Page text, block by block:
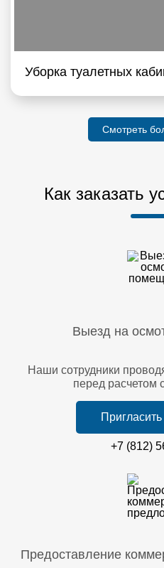
Уборка туалетных
Смотреть
Как заказать
Выезд на
Наши сотрудники
перед расчетом
+7 (812)
Предоставление